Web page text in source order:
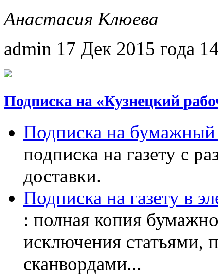
Анастасия Клюева
admin 17 Дек 2015 года
Подписка на «Кузнецкий
Подписка на бумажный
подписка на газету с
доставки.
Подписка на газету в
: полная копия
исключения статьями,
сканвордами...